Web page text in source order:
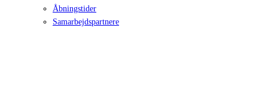
Åbningstider
Samarbejdspartnere